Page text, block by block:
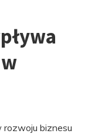
rozwoju biznesu